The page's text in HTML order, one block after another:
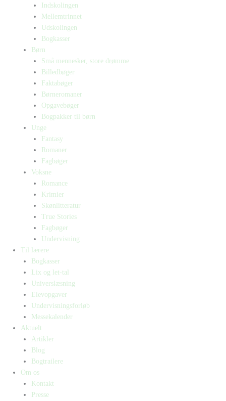
Indskolingen
Mellemtrinnet
Udskolingen
Bogkasser
Børn
Små mennesker, store drømme
Billedbøger
Faktabøger
Børneromaner
Opgavebøger
Bogpakker til børn
Unge
Fantasy
Romaner
Fagbøger
Voksne
Romance
Krimier
Skønlitteratur
True Stories
Fagbøger
Undervisning
Til lærere
Bogkasser
Lix og let-tal
Universlæsning
Elevopgaver
Undervisningsforløb
Messekalender
Aktuelt
Artikler
Blog
Bogtrailere
Om os
Kontakt
Presse